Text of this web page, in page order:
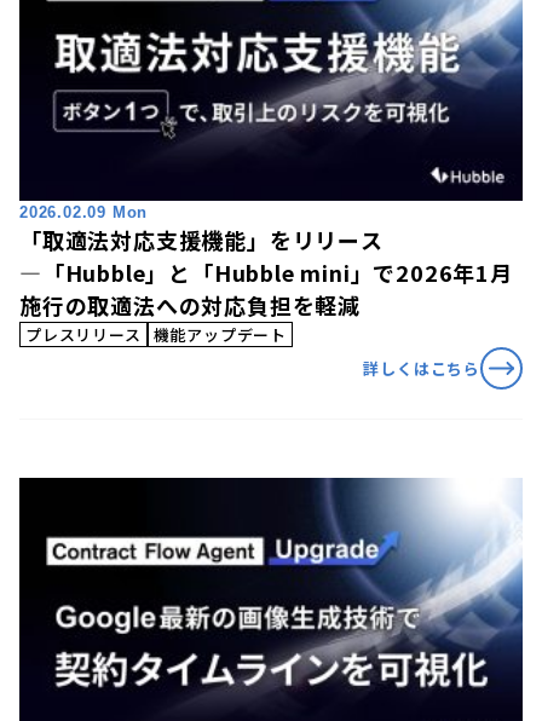
2026.02.09 Mon
「取適法対応支援機能」をリリース
―「Hubble」と「Hubble mini」で2026年1月
施行の取適法への対応負担を軽減
プレスリリース
機能アップデート
詳しくはこちら